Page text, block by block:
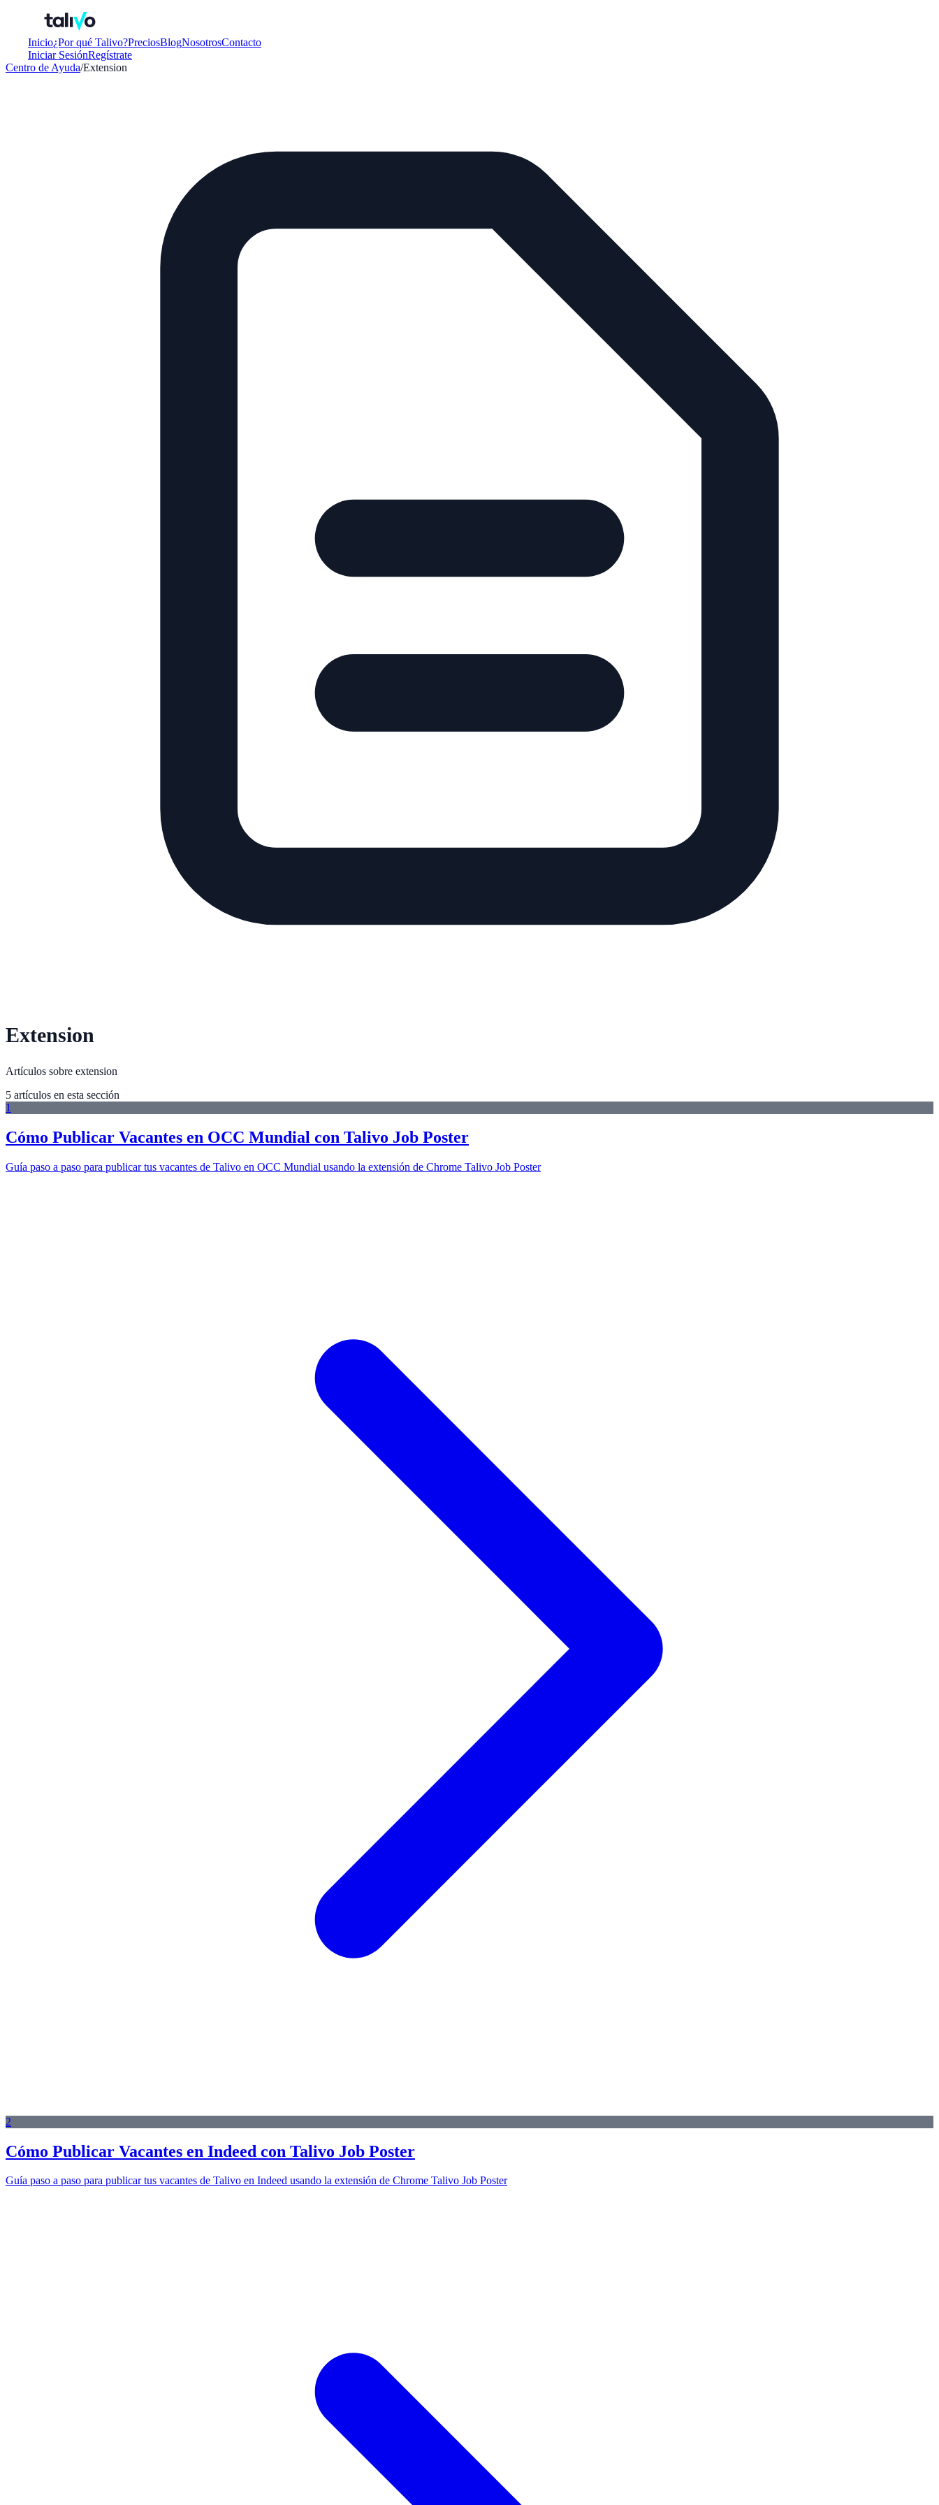
Inicio¿Por qué Talivo?PreciosBlogNosotrosContacto
Iniciar SesiónRegístrate
Centro de Ayuda/Extension
Extension
Artículos sobre extension
5 artículos en esta sección
1
Cómo Publicar Vacantes en OCC Mundial con Talivo Job Poster
Guía paso a paso para publicar tus vacantes de Talivo en OCC Mundial usando la extensión de Chrome Talivo Job Poster
2
Cómo Publicar Vacantes en Indeed con Talivo Job Poster
Guía paso a paso para publicar tus vacantes de Talivo en Indeed usando la extensión de Chrome Talivo Job Poster